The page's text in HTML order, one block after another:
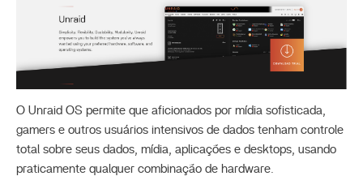
O Unraid OS permite que aficionados por mídia sofisticada,
gamers e outros usuários intensivos de dados tenham controle
total sobre seus dados, mídia, aplicações e desktops, usando
praticamente qualquer combinação de hardware.